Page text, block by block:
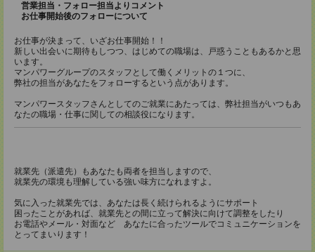
営業担当・フォロー担当よりコメント
お仕事開始後のフォローについて
お仕事が決まって、いざお仕事開始！！
新しい出会いに期待もしつつ、はじめての職場は、戸惑うこともあるかと思
います。
マンパワーグループのスタッフとして働くメリットの１つに、
弊社の担当があなたをフォローするという点があります。
マンパワースタッフさんとしてのご就業にあたっては、弊社担当がいつもあ
なたの職場・仕事に関しての相談役になります。
就業先（派遣先）もあなたも両者を担当しますので、
就業先の環境も理解している強い味方になれますよ。
気に入った就業先では、あなたは長く続けられるようにサポート
困ったことがあれば、就業先との間に立って解決に向けて調整をしたり
お電話やメール・対面など あなたに合ったツールでコミュニケーションを
とってまいります！